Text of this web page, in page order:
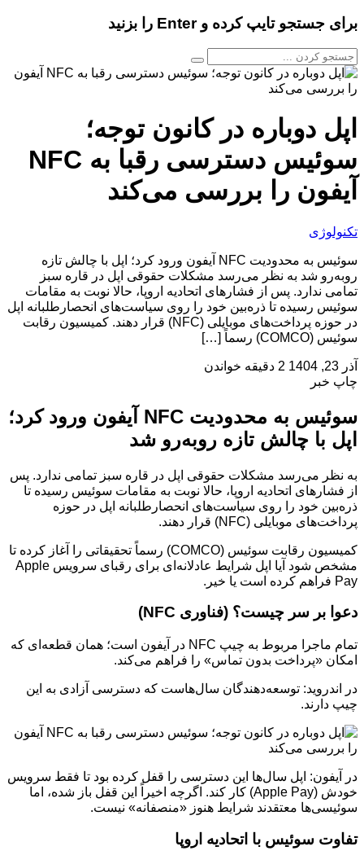
برای جستجو تایپ کرده و Enter را بزنید
اپل دوباره در کانون توجه؛
سوئیس دسترسی رقبا به NFC
آیفون را بررسی می‌کند
تکنولوژی
سوئیس به محدودیت NFC آیفون ورود کرد؛ اپل با چالش تازه
روبه‌رو شد به نظر می‌رسد مشکلات حقوقی اپل در قاره سبز
تمامی ندارد. پس از فشارهای اتحادیه اروپا، حالا نوبت به مقامات
سوئیس رسیده تا ذره‌بین خود را روی سیاست‌های انحصارطلبانه اپل
در حوزه پرداخت‌های موبایلی (NFC) قرار دهند. کمیسیون رقابت
سوئیس (COMCO) رسماً […]
آذر 23, 1404
2 دقیقه خواندن
چاپ خبر
سوئیس به محدودیت NFC آیفون ورود کرد؛
اپل با چالش تازه روبه‌رو شد
به نظر می‌رسد مشکلات حقوقی اپل در قاره سبز تمامی ندارد. پس
از فشارهای اتحادیه اروپا، حالا نوبت به مقامات سوئیس رسیده تا
ذره‌بین خود را روی سیاست‌های انحصارطلبانه اپل در حوزه
پرداخت‌های موبایلی (NFC) قرار دهند.
کمیسیون رقابت سوئیس (COMCO) رسماً تحقیقاتی را آغاز کرده تا
مشخص شود آیا اپل شرایط عادلانه‌ای برای رقبای سرویس Apple
Pay فراهم کرده است یا خیر.
دعوا بر سر چیست؟ (فناوری NFC)
تمام ماجرا مربوط به چیپ NFC در آیفون است؛ همان قطعه‌ای که
امکان «پرداخت بدون تماس» را فراهم می‌کند.
در اندروید: توسعه‌دهندگان سال‌هاست که دسترسی آزادی به این
چیپ دارند.
در آیفون: اپل سال‌ها این دسترسی را قفل کرده بود تا فقط سرویس
خودش (Apple Pay) کار کند. اگرچه اخیراً این قفل باز شده، اما
سوئیسی‌ها معتقدند شرایط هنوز «منصفانه» نیست.
تفاوت سوئیس با اتحادیه اروپا